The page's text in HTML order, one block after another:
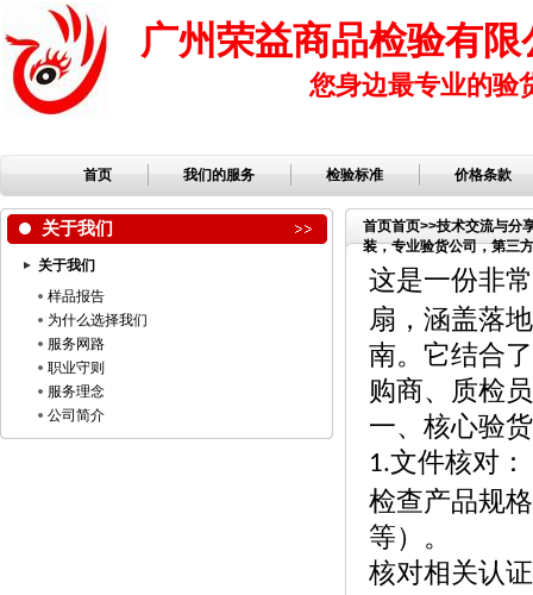
广州荣益商品检验有限
您身边最专业的验
首页 我们的服务 检验标准 价格条款
关于我们
关于我们
样品报告
为什么选择我们
服务网路
职业守则
服务理念
公司简介
首页首页>>技术交流与分
装，专业验货公司，第三
司，服装检品，鞋子检品
这是一份非
扇，涵盖落
南。它结合
购商、质检
一、核心验
1.文件核对：
检查产品规
等）。
核对相关认